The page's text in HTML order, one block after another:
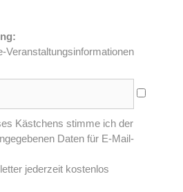
Veranstaltungsinformationen
Kästchens stimme ich der
Daten für E-Mail-
jederzeit kostenlos